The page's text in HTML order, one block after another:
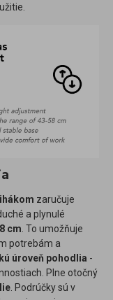
zaručuje
a plynulé
cm . To umožňuje
potrebám a
úroveň pohodlia -
Plne otočný
. Podrúčky sú v